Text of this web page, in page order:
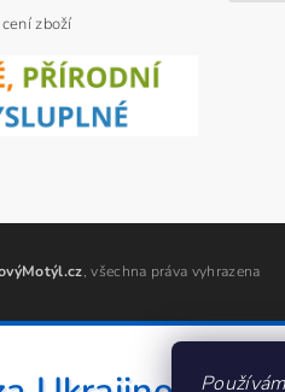
zboží
, všechna práva vyhrazena